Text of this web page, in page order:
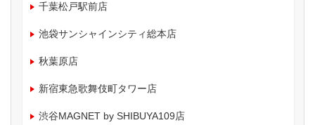
千葉松戸駅前店
池袋サンシャインシティ総本店
秋葉原店
新宿東急歌舞伎町タワー店
渋谷MAGNET by SHIBUYA109店